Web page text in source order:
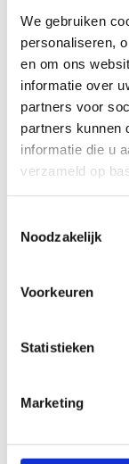
We gebruiken
personaliseren,
en om ons
informatie over
partners voor
partners kunnen
informatie die u
verzameld op
Noodzakelijk
Voorkeuren
Statistieken
Marketing
naar heggen
natuur en de
duurzaam
maken werkten
bewustmaking
vele initiatieven
Paquay,
beter te laten
droogte en
meerwaarde te
bezoekers.”